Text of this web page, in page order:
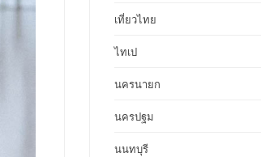
เที่ยวไทย
ไทเป
นครนายก
นครปฐม
นนทบุรี